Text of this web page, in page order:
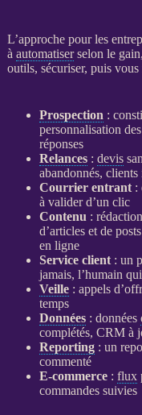
L’approche pour les
à automatiserselon le
outils, sécuriser, puis
Prospection :
personnalisation
réponses
Relances: devis
abandonnés,
Courrier entrant:
à valider d’un clic
Contenu :
d’articles et de
en ligne
Service client: un
jamais, l’humain
Veille: appels
temps
Données: données
complétés, CRMà
Reporting: un
commenté
E-commerce: flux
commandes suivies